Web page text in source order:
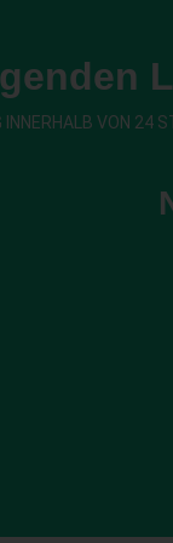
INNERHALB VON 24